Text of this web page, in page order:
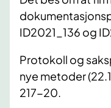
ID2021_136 og
Protokoll og
nye metoder
217-20.